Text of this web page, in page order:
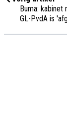
Buma: kabinet
GL-PvdA is